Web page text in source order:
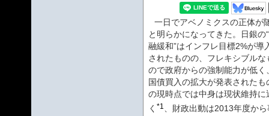
一日でアベノミクスの正体が
と明らかになってきた。日銀の
融緩和”はインフレ目標2%が導
されたものの、フレキシブルな
ので政府からの強制能力が低く
国債買入の拡大が発表されたも
の現時点では中身は現状維持に
く *1 、財政出動は2013年度から